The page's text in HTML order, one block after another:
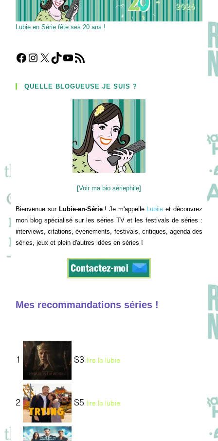
Lubie en Série fête ses 20 ans !
Facebook
Instagram
X TikTokYouTube
Flux RSS
QUELLE BLOGUEUSE JE SUIS ?
[Voir ma bio sériephile]
Bienvenue sur Lubie-en-Série! Je m'appelle Lubiie et découvrez
mon blog spécialisé sur les séries TV et les festivals de séries :
interviews, citations, événements, festivals, critiques, agenda des
séries, jeux et plein d'autres idées en séries !
Mes recommandations séries !
1 S3 lire la lubie
2 S5 lire la lubie